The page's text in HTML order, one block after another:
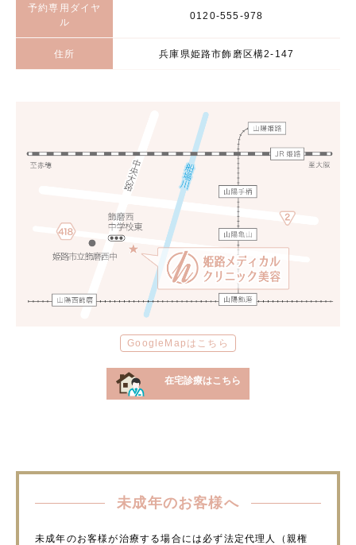
予約専用ダイヤ
ル
0120-555-978
住所 兵庫県姫路市飾磨区構2-147
GoogleMapはこちら
在宅診療はこちら
未成年のお客様へ
未成年のお客様が治療する場合には必ず法定代理人（親権